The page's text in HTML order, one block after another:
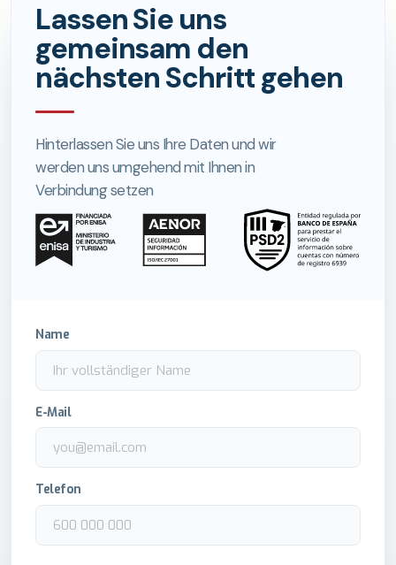
Lassen Sie uns
gemeinsam den
nächsten Schritt gehen
Hinterlassen Sie uns Ihre Daten und wir
werden uns umgehend mit Ihnen in
Verbindung setzen
Name
E-Mail
Telefon